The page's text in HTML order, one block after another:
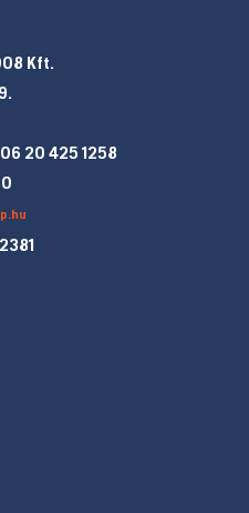
Kft.
20 425 1258